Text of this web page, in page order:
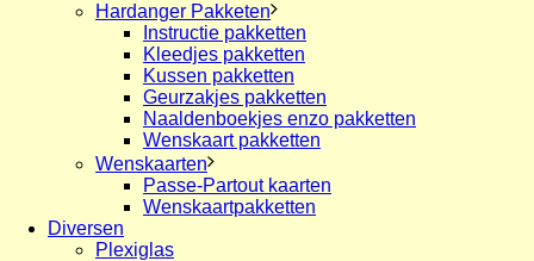
Hardanger Pakketen
Instructie pakketten
Kleedjes pakketten
Kussen pakketten
Geurzakjes pakketten
Naaldenboekjes enzo pakketten
Wenskaart pakketten
Wenskaarten
Passe-Partout kaarten
Wenskaartpakketten
Diversen
Plexiglas